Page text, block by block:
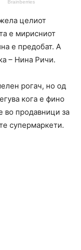
целиот
е мирисниот
е предобат. А
– Нина Ричи.
рогач, но од
кога е фино
во продавници за
супермаркети.